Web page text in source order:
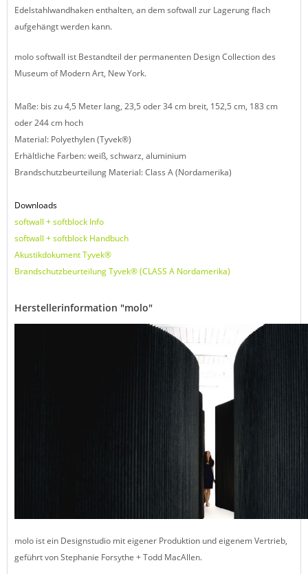
Edelstahlwandhaken enthalten, an dem softwall zur Lagerung flach
aufgehängt werden kann.
molo softwall ist Bestandteil der permanenten Design Collection des
Museum of Modern Art, New York.
Maße: bis zu 4,5 Meter lang, 23,5 oder 34 cm breit, 152,5 cm, 183 cm
oder 244 cm hoch
Material: Polyethylen (Tyvek®)
Erhältliche Farben: weiß, schwarz, aluminium
Brandschutzbeurteilung Material: Class A (Nordamerika)
Downloads
softwall + softblock Info
softwall + softblock Handbuch
Akustikdokument Tyvek®
Brandschutzbeurteilung Tyvek® (CLASS A Nordamerika)
Herstellerinformation "molo"
molo ist ein Designstudio mit eigener Produktion und eigenem Vertrieb,
geführt von Stephanie Forsythe + Todd MacAllen.